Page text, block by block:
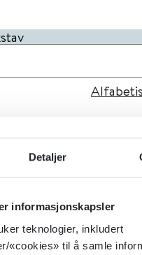
Detaljer
informasjonskapsler
teknologier, inkludert
«cookies» til å samle